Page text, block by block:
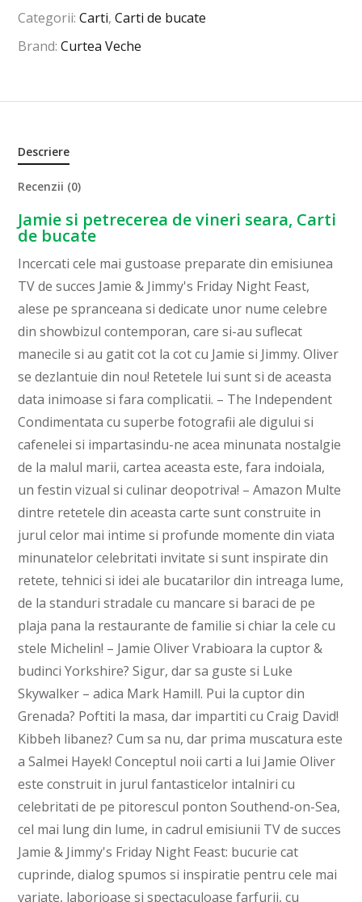
Categorii:Carti,Carti de bucate
Brand:Curtea Veche
Descriere
Recenzii (0)
Jamie si petrecerea de vineri seara, Carti
de bucate
Incercati cele mai gustoase preparate din emisiunea
TV de succes Jamie & Jimmy's Friday Night Feast,
alese pe spranceana si dedicate unor nume celebre
din showbizul contemporan, care si-au suflecat
manecile si au gatit cot la cot cu Jamie si Jimmy. Oliver
se dezlantuie din nou! Retetele lui sunt si de aceasta
data inimoase si fara complicatii. – The Independent
Condimentata cu superbe fotografii ale digului si
cafenelei si impartasindu-ne acea minunata nostalgie
de la malul marii, cartea aceasta este, fara indoiala,
un festin vizual si culinar deopotriva! – Amazon Multe
dintre retetele din aceasta carte sunt construite in
jurul celor mai intime si profunde momente din viata
minunatelor celebritati invitate si sunt inspirate din
retete, tehnici si idei ale bucatarilor din intreaga lume,
de la standuri stradale cu mancare si baraci de pe
plaja pana la restaurante de familie si chiar la cele cu
stele Michelin! – Jamie Oliver Vrabioara la cuptor &
budinci Yorkshire? Sigur, dar sa guste si Luke
Skywalker – adica Mark Hamill. Pui la cuptor din
Grenada? Poftiti la masa, dar impartiti cu Craig David!
Kibbeh libanez? Cum sa nu, dar prima muscatura este
a Salmei Hayek! Conceptul noii carti a lui Jamie Oliver
este construit in jurul fantasticelor intalniri cu
celebritati de pe pitorescul ponton Southend-on-Sea,
cel mai lung din lume, in cadrul emisiunii TV de succes
Jamie & Jimmy's Friday Night Feast: bucurie cat
cuprinde, dialog spumos si inspiratie pentru cele mai
variate, laborioase si spectaculoase farfurii, cu